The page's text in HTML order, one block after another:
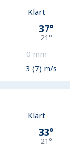
Klart
37°
21°
0 mm
3 (7) m/s
Klart
33°
21°